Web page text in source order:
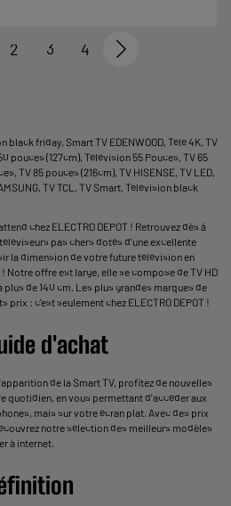
2 3 4
black friday, Smart TV EDENWOOD, Télé 4K, TV
pouces (127cm), Télévision 55 Pouces, TV 65
, TV 85 pouces (216cm), TV HISENSE, TV LED,
, TV TCL , TV Smart, Télévision black
chez ELECTRO DEPOT ! Retrouvez dès à
pas chers dotés d'une excellente
la dimension de votre future télévision en
offre est large, elle se compose de TV HD
plus de 140 cm. Les plus grandes marques de
prix : c'est seulement chez ELECTRO DEPOT !
d'achat
de la Smart TV, profitez de nouvelles
quotidien, en vous permettant d'accéder aux
mais sur votre écran plat. Avec des prix
notre sélection des meilleurs modèles
à internet.